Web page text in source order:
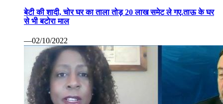
बेटी की शादी, चोर घर का ताला तोड़ 20 लाख समेट ले गए.ताऊ के घर
से भी बटोरा माल
—02/10/2022